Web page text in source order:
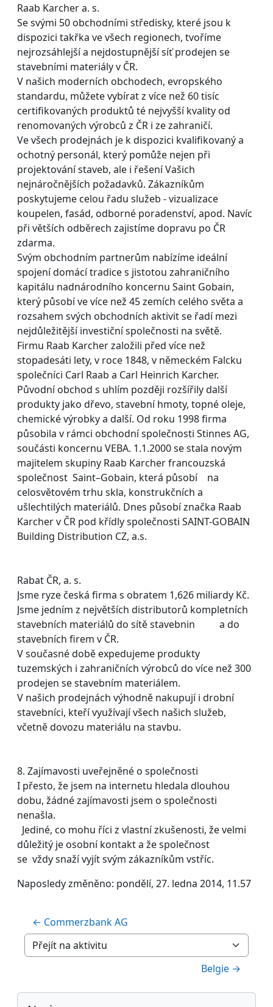
Raab Karcher a. s.
Se svými 50 obchodními středisky, které jsou k
dispozici takřka ve všech regionech, tvoříme
nejrozsáhlejší a nejdostupnější síť prodejen se
stavebními materiály v ČR.
V našich moderních obchodech, evropského
standardu, můžete vybírat z více než 60 tisíc
certifikovaných produktů té nejvyšší kvality od
renomovaných výrobců z ČR i ze zahraničí.
Ve všech prodejnách je k dispozici kvalifikovaný a
ochotný personál, který pomůže nejen při
projektování staveb, ale i řešení Vašich
nejnáročnějších požadavků. Zákazníkům
poskytujeme celou řadu služeb - vizualizace
koupelen, fasád, odborné poradenství, apod. Navíc
při větších odběrech zajistíme dopravu po ČR
zdarma.
Svým obchodním partnerům nabízíme ideální
spojení domácí tradice s jistotou zahraničního
kapitálu nadnárodního koncernu Saint Gobain,
který působí ve více než 45 zemích celého světa a
rozsahem svých obchodních aktivit se řadí mezi
nejdůležitější investiční společnosti na světě.
Firmu Raab Karcher založili před více než
stopadesáti lety, v roce 1848, v německém Falcku
společníci Carl Raab a Carl Heinrich Karcher.
Původní obchod s uhlím později rozšířily další
produkty jako dřevo, stavební hmoty, topné oleje,
chemické výrobky a další. Od roku 1998 firma
působila v rámci obchodní společnosti Stinnes AG,
součásti koncernu VEBA. 1.1.2000 se stala novým
majitelem skupiny Raab Karcher francouzská
společnost Saint–Gobain, která působí na
celosvětovém trhu skla, konstrukčních a
ušlechtilých materiálů. Dnes působí značka Raab
Karcher v ČR pod křídly společnosti SAINT-GOBAIN
Building Distribution CZ, a.s.
Rabat ČR, a. s.
Jsme ryze česká firma s obratem 1,626 miliardy Kč.
Jsme jedním z největších distributorů kompletních
stavebních materiálů do sítě stavebnin a do
stavebních firem v ČR.
V současné době expedujeme produkty
tuzemských i zahraničních výrobců do více než 300
prodejen se stavebním materiálem.
V našich prodejnách výhodně nakupují i drobní
stavebníci, kteří využívají všech našich služeb,
včetně dovozu materiálu na stavbu.
8. Zajímavosti uveřejněné o společnosti
I přesto, že jsem na internetu hledala dlouhou
dobu, žádné zajímavosti jsem o společnosti
nenašla.
Jediné, co mohu říci z vlastní zkušenosti, že velmi
důležitý je osobní kontakt a že společnost
se vždy snaží vyjít svým zákazníkům vstříc.
Naposledy změněno: pondělí, 27. ledna 2014, 11.57
← Commerzbank AG
Přejít na aktivitu
Belgie →
Bloky
Přeskočit: Navigace